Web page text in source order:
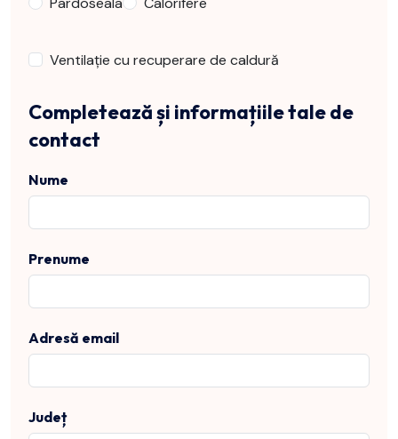
Ventilație cu recuperare de caldură
Completează și informațiile tale de
contact
Nume
Prenume
Adresă email
Județ